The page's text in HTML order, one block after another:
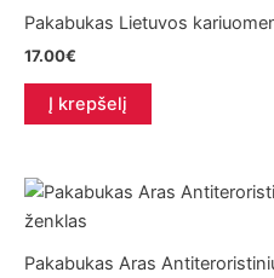
Pakabukas Lietuvos
17.00€
Į krepšelį
Pakabukas Aras